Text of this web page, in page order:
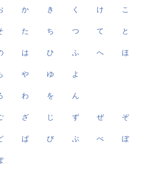
か き く け こ
た ち つ て と
は ひ ふ へ ほ
や ゆ よ
わ を ん
ざ じ ず ぜ ぞ
ば び ぶ べ ぼ